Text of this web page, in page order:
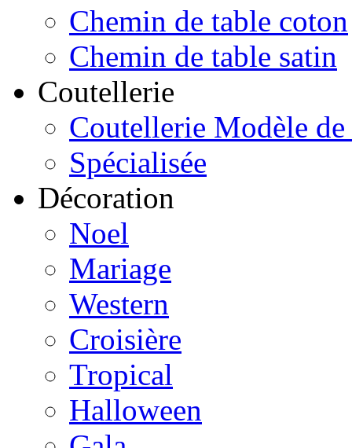
Chemin de table coton
Chemin de table satin
Coutellerie
Coutellerie Modèle de
Spécialisée
Décoration
Noel
Mariage
Western
Croisière
Tropical
Halloween